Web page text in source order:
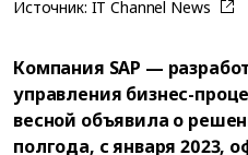
Источник: IT Channel News
Компания SAP —
управления бизнес-
весной объявила о
полгода, с января 2023,